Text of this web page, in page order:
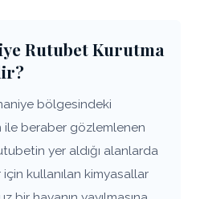
Rutubet Kurutma
bölgesindeki
ile beraber gözlemlenen
yer aldığı alanlarda
kullanılan kimyasallar